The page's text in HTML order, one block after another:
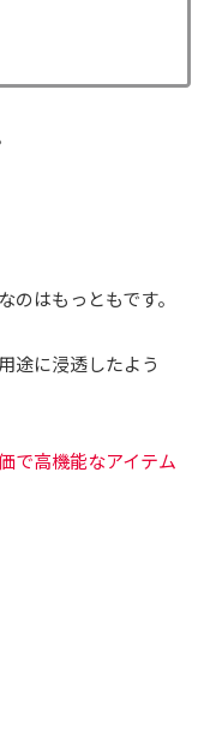
はもっともです。
途に浸透したよう
で高機能なアイテム